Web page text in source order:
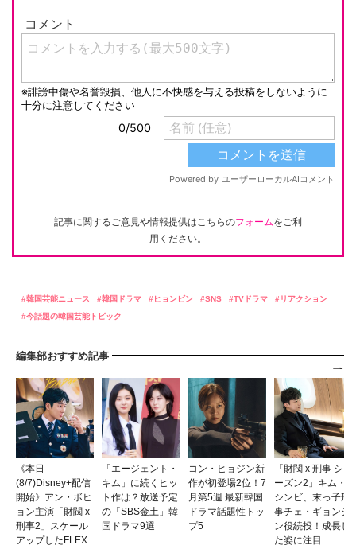
記事に関するご意見や情報提供はこちらのフォームをご利
用ください。
韓国芸能ニュース 韓国ドラマ ヒョンビン SNS TVドラマ
リアクション
今話題の韓国芸能トピック
編集部おすすめ記事
《本日
(8/7)Disney+配信
開始》アン・ボヒ
ョン主演「財閥 x
刑事2」スケール
アップしたFLEX
「エージェント・
キム」に続くヒッ
ト作は？放送予定
の「SBS金土」韓
国ドラマ9選
コン・ヒョジン新
作が初登場2位！7
月第5週 最新韓国
ドラマ話題性トッ
プ5
「財閥 x 刑事 シ
ーズン2」キム・
シンビ、末っ子刑
事チェ・ギョンジ
ン役続投！成長し
た姿に注目